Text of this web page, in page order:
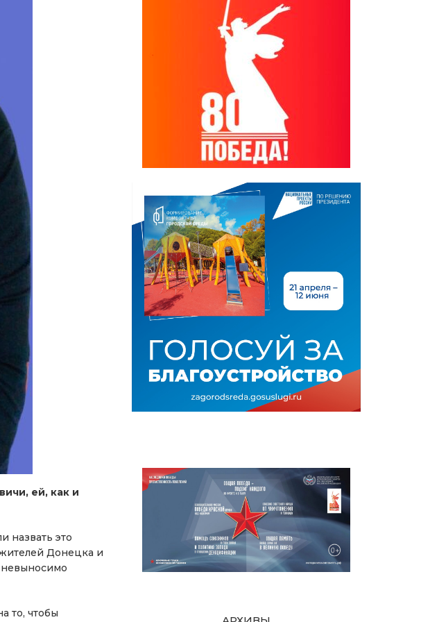
ей, как и
назвать это
Донецка и
невыносимо
то, чтобы